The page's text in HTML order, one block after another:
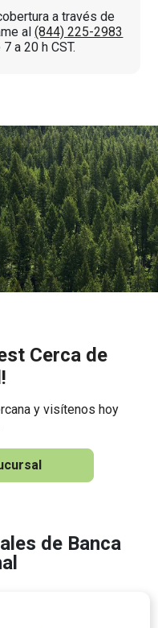
a través de
al(844) 225-2983
a 20 h CST.
Cerca de
y visítenos hoy
de Banca